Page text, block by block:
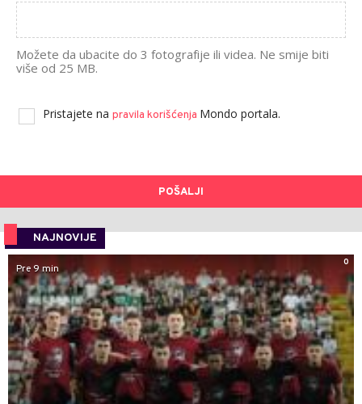
Možete da ubacite do 3 fotografije ili videa. Ne smije biti
više od 25 MB.
Pristajete na pravila korišćenja Mondo portala.
POŠALJI
NAJNOVIJE
0
Pre 9 min